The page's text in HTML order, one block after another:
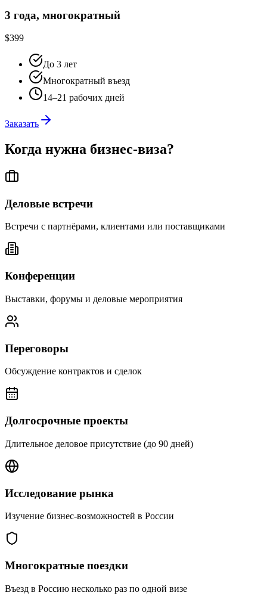
3 года, многократный
$399
До 3 лет
Многократный въезд
14–21 рабочих дней
Заказать
Когда нужна бизнес-виза?
Деловые встречи
Встречи с партнёрами, клиентами или поставщиками
Конференции
Выставки, форумы и деловые мероприятия
Переговоры
Обсуждение контрактов и сделок
Долгосрочные проекты
Длительное деловое присутствие (до 90 дней)
Исследование рынка
Изучение бизнес-возможностей в России
Многократные поездки
Въезд в Россию несколько раз по одной визе